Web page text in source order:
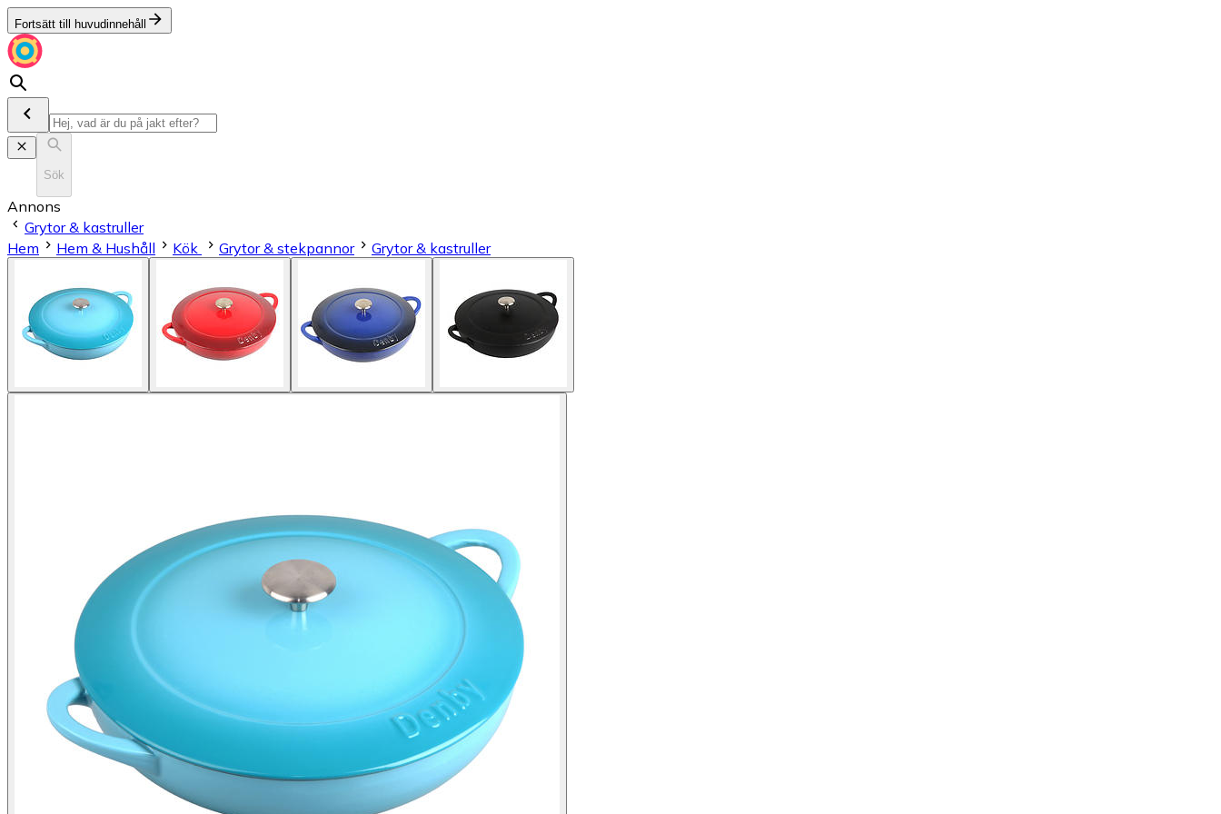
Fortsätt till huvudinnehåll
Sök
Annons
Grytor & kastruller
Hem
Hem & Hushåll Kök Grytor & stekpannor Grytor & kastruller